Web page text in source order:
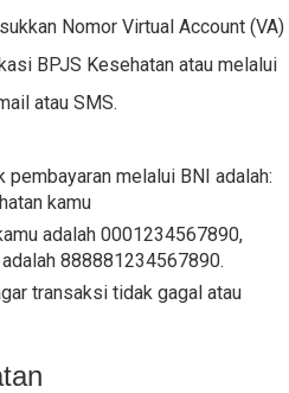
Nomor Virtual Account (VA)
BPJS Kesehatan atau melalui
atau SMS.
melalui BNI adalah:
kamu
adalah 0001234567890,
888881234567890.
transaksi tidak gagal atau